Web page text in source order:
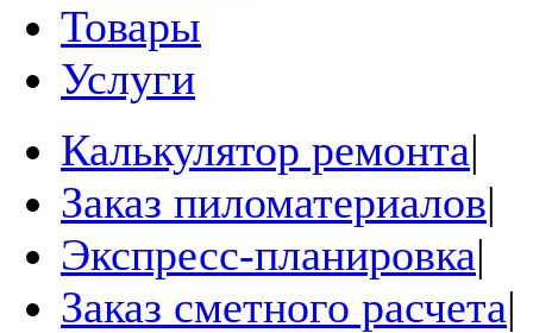
Товары
Услуги
Калькулятор ремонта|
Заказ пиломатериалов|
Экспресс-планировка|
Заказ сметного расчета|